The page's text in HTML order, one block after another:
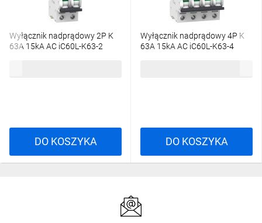
Wyłącznik nadprądowy 2P K
63A 15kA AC iC60L-K63-2
DO KOSZYKA
Wyłącznik nadprądowy 4P K
63A 15kA AC iC60L-K63-4
DO KOSZYKA